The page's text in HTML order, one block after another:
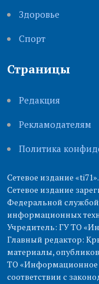
Здоровье
Cпорт
Страницы
Редакция
Рекламодателям
Политика
Сетевое издание
Сетевое издание
Федеральной службой
информационных
Учредитель: ГУ ТО
Главный редактор:
материалы,
ТО «Информационное
соответствии с